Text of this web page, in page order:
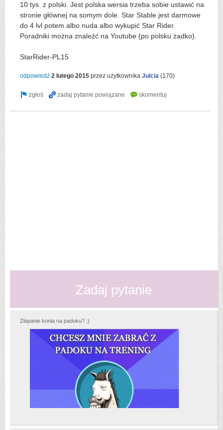
10 tys. z polski. Jest polska wersia trzeba sobie ustawić na
stronie głównej na somym dole. Star Stable jest darmowe
do 4 lvl potem albo nuda albo wykupić Star Rider.
Poradniki można znaleźć na Youtube (po polsku żadko).
StarRider-PL15
odpowiedź 2 lutego 2015 przez użytkownika Julcia (170)
Zadaj pytanie
Złapanie konia na padoku? ;)